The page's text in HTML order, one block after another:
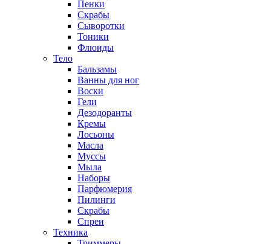
Пенки
Скрабы
Сыворотки
Тоники
Флюиды
Тело
Бальзамы
Ванны для ног
Воски
Гели
Дезодоранты
Кремы
Лосьоны
Масла
Муссы
Мыла
Наборы
Парфюмерия
Пилинги
Скрабы
Спреи
Техника